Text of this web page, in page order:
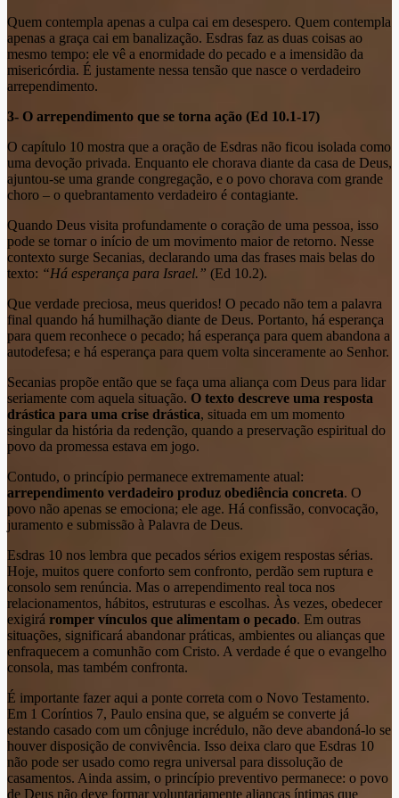
Quem contempla apenas a culpa cai em desespero. Quem contempla
apenas a graça cai em banalização. Esdras faz as duas coisas ao
mesmo tempo: ele vê a enormidade do pecado e a imensidão da
misericórdia. É justamente nessa tensão que nasce o verdadeiro
arrependimento.
3- O arrependimento que se torna ação (Ed 10.1-17)
O capítulo 10 mostra que a oração de Esdras não ficou isolada como
uma devoção privada. Enquanto ele chorava diante da casa de Deus,
ajuntou-se uma grande congregação, e o povo chorava com grande
choro – o quebrantamento verdadeiro é contagiante.
Quando Deus visita profundamente o coração de uma pessoa, isso
pode se tornar o início de um movimento maior de retorno. Nesse
contexto surge Secanias, declarando uma das frases mais belas do
texto: “Há esperança para Israel.” (Ed 10.2).
Que verdade preciosa, meus queridos! O pecado não tem a palavra
final quando há humilhação diante de Deus. Portanto, há esperança
para quem reconhece o pecado; há esperança para quem abandona a
autodefesa; e há esperança para quem volta sinceramente ao Senhor.
Secanias propõe então que se faça uma aliança com Deus para lidar
seriamente com aquela situação. O texto descreve uma resposta
drástica para uma crise drástica, situada em um momento
singular da história da redenção, quando a preservação espiritual do
povo da promessa estava em jogo.
Contudo, o princípio permanece extremamente atual:
arrependimento verdadeiro produz obediência concreta. O
povo não apenas se emociona; ele age. Há confissão, convocação,
juramento e submissão à Palavra de Deus.
Esdras 10 nos lembra que pecados sérios exigem respostas sérias.
Hoje, muitos quere conforto sem confronto, perdão sem ruptura e
consolo sem renúncia. Mas o arrependimento real toca nos
relacionamentos, hábitos, estruturas e escolhas. Às vezes, obedecer
exigirá romper vínculos que alimentam o pecado. Em outras
situações, significará abandonar práticas, ambientes ou alianças que
enfraquecem a comunhão com Cristo. A verdade é que o evangelho
consola, mas também confronta.
É importante fazer aqui a ponte correta com o Novo Testamento.
Em 1 Coríntios 7, Paulo ensina que, se alguém se converte já
estando casado com um cônjuge incrédulo, não deve abandoná-lo se
houver disposição de convivência. Isso deixa claro que Esdras 10
não pode ser usado como regra universal para dissolução de
casamentos. Ainda assim, o princípio preventivo permanece: o povo
de Deus não deve formar voluntariamente alianças íntimas que